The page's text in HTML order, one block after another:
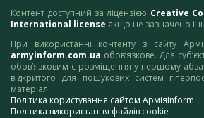
Контент доступний за ліцензією Creative
International license якщо не зазначено
При використанні контенту з сайту
armyinform.com.ua обов’язкове. Для
обов’язковим є розміщення у першому
відкритого для пошукових систем
матеріал.
Політика користування сайтом АрміяInform
Політика використання файлів cookie